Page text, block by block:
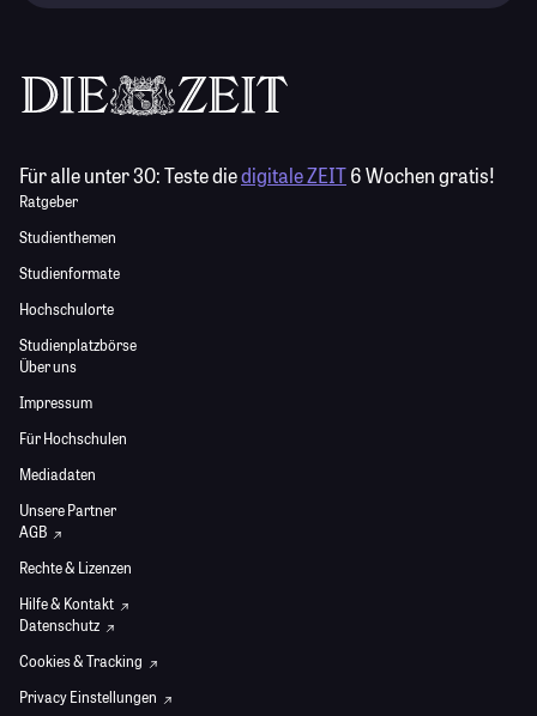
Für alle unter 30:Teste diedigitale ZEIT6 Wochen gratis!
Ratgeber
Studienthemen
Studienformate
Hochschulorte
Studienplatzbörse
Über uns
Impressum
Für Hochschulen
Mediadaten
Unsere Partner
AGB
Rechte & Lizenzen
Hilfe & Kontakt
Datenschutz
Cookies & Tracking
Privacy Einstellungen